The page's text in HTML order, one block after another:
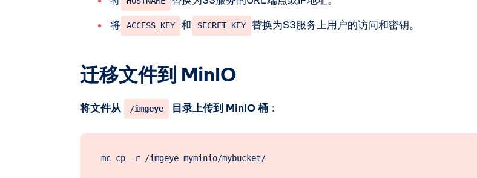
将
ACCESS_KEY 和 SECRET_KEY 替换为S3服务上用户的访问和密钥。
迁移文件到 MinIO
将文件从 /imgeye 目录上传到 MinIO 桶 ：
mc cp -r /imgeye myminio/mybucket/